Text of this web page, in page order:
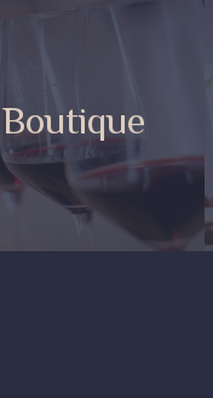
Boutique